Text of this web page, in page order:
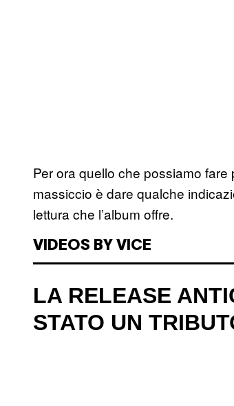
Per ora quello che possiamo
massiccio è dare qualche
lettura che l’album offre.
VIDEOS BY VICE
LA RELEASE
STATO UN